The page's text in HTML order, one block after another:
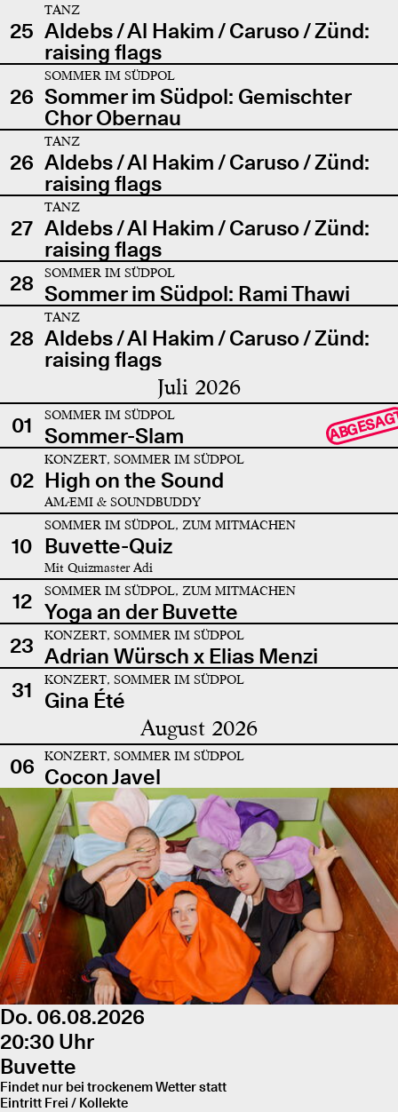
25
TANZ
Aldebs / Al Hakim / Caruso / Zünd:
raising flags
26
SOMMER IM SÜDPOL
Sommer im Südpol: Gemischter
Chor Obernau
26
TANZ
Aldebs / Al Hakim / Caruso / Zünd:
raising flags
27
TANZ
Aldebs / Al Hakim / Caruso / Zünd:
raising flags
28
SOMMER IM SÜDPOL
Sommer im Südpol: Rami Thawi
28
TANZ
Aldebs / Al Hakim / Caruso / Zünd:
raising flags
Juli 2026
01 SOMMER IM SÜDPOL
Sommer-Slam
02
KONZERT, SOMMER IM SÜDPOL
High on the Sound
AMÆMI & SOUNDBUDDY
10
SOMMER IM SÜDPOL, ZUM MITMACHEN
Buvette-Quiz
Mit Quizmaster Adi
12 SOMMER IM SÜDPOL, ZUM MITMACHEN
Yoga an der Buvette
23
KONZERT, SOMMER IM SÜDPOL
Adrian Würsch x Elias Menzi
31
KONZERT, SOMMER IM SÜDPOL
Gina Été
August 2026
06 KONZERT, SOMMER IM SÜDPOL
Cocon Javel
Do. 06.08.2026
20:30 Uhr
Buvette
Findet nur bei trockenem Wetter statt
Eintritt Frei / Kollekte